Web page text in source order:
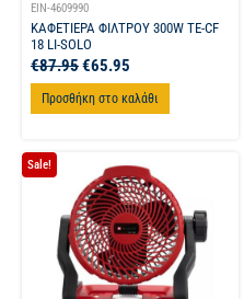
EIN-4609990
ΚΑΦΕΤΙΕΡΑ ΦΙΛΤΡΟΥ 300W TE-CF
18 LI-SOLO
€87.95€65.95
Προσθήκη στο καλάθι
Sale!